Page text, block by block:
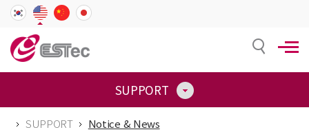
SUPPORT
SUPPORT Notice & News